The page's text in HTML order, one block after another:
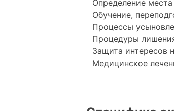
Определение
Обучение,
Процессы
Процедуры
Защита интересов
Медицинское